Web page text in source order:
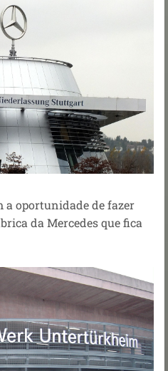
a oportunidade de fazer
da Mercedes que fica